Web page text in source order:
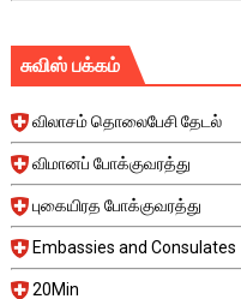
சுவிஸ் பக்கம்
விலாசம் தொலைபேசி தேடல்
விமானப் போக்குவரத்து
புகையிரத போக்குவரத்து
Embassies and Consulates
20Min